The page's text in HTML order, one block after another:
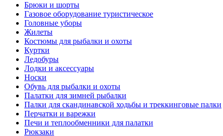
Брюки и шорты
Газовое оборудование туристическое
Головные уборы
Жилеты
Костюмы для рыбалки и охоты
Куртки
Ледобуры
Лодки и аксессуары
Носки
Обувь для рыбалки и охоты
Палатки для зимней рыбалки
Палки для скандинавской ходьбы и треккинговые палки
Перчатки и варежки
Печи и теплообменники для палатки
Рюкзаки